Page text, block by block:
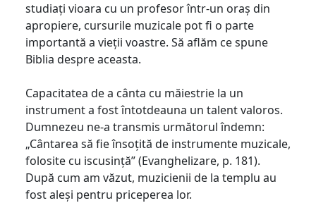
studiați vioara cu un profesor într-un oraș din
apropiere, cursurile muzicale pot fi o parte
importantă a vieții voastre. Să aflăm ce spune
Biblia despre aceasta.
Capacitatea de a cânta cu măiestrie la un
instrument a fost întotdeauna un talent valoros.
Dumnezeu ne-a transmis următorul îndemn:
„Cântarea să fie însoțită de instrumente muzicale,
folosite cu iscusință” (Evanghelizare, p. 181).
După cum am văzut, muzicienii de la templu au
fost aleși pentru priceperea lor.